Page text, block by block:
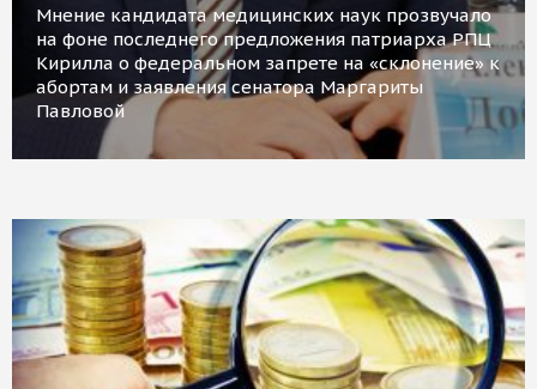
Мнение кандидата медицинских наук прозвучало
на фоне последнего предложения патриарха РПЦ
Кирилла о федеральном запрете на «склонение» к
абортам и заявления сенатора Маргариты
Павловой